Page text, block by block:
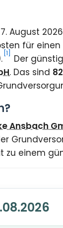
August
für
[1] Der
. Das sind
Ansbach
einem